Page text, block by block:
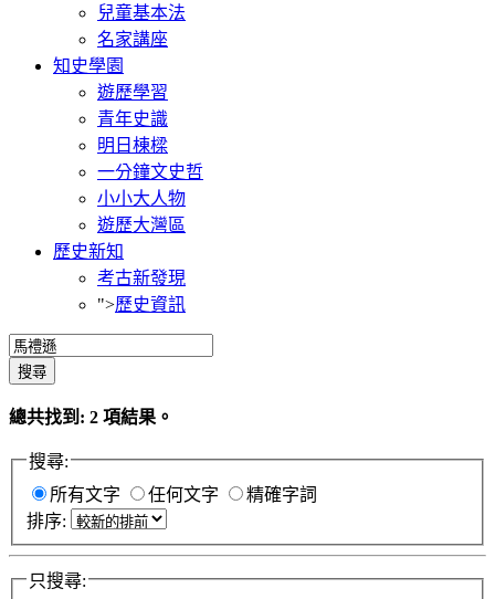
兒童基本法
名家講座
知史學園
遊歷學習
青年史識
明日棟樑
一分鐘文史哲
小小大人物
遊歷大灣區
歷史新知
考古新發現
">歷史資訊
搜尋
總共找到: 2 項結果。
搜尋:
所有文字
任何文字
精確字詞
排序:
只搜尋: